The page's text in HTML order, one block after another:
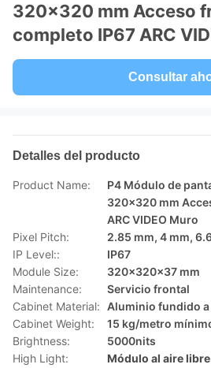
320x320 mm Acceso
completo IP67 ARC
Consultar
Detalles del producto
Product Name:
P4 Módulo de
320x320 mm
ARC VIDEO Muro
Pixel Pitch:
2.85 mm, 4 mm,
IP Level::
IP67
Module Size:
320x320x37 mm
Maintenance:
Servicio frontal
Cabinet Material: Aluminio fundido
Cabinet Weight:
15 kg/metro
Brightness:
5000nits
High Light:
Módulo al aire